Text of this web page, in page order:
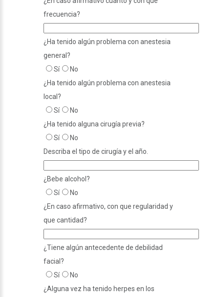
frecuencia?
¿Ha tenido algún problema con anestesia
general?
Sí
No
¿Ha tenido algún problema con anestesia
local?
Sí
No
¿Ha tenido alguna cirugía previa?
Sí
No
Describa el tipo de cirugía y el año.
¿Bebe alcohol?
Sí
No
¿En caso afirmativo, con que regularidad y
que cantidad?
¿Tiene algún antecedente de debilidad
facial?
Sí
No
¿Alguna vez ha tenido herpes en los